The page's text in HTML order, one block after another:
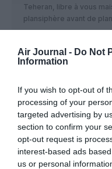
Air Journal - Do Not
Information
If you wish to opt-out of
processing of your
targeted advertising by
section to confirm your
opt-out request is
interest-based ads
us or personal
Teheran, libre à vous
plansiphère avant de
a commenté :
Enfin une liaison directe
même une première !
tourisme qui va favoriser
ces deux pays. Cette
la Mongolie sur le rang